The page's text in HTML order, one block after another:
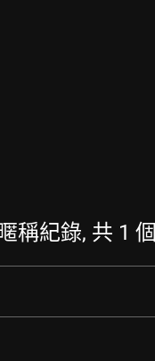
稱紀錄, 共 1 個